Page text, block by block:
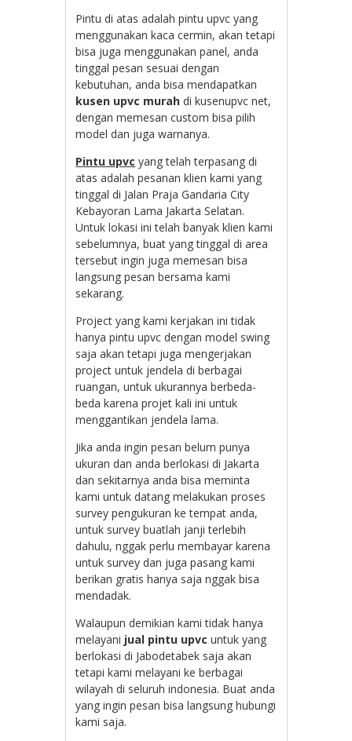
Pintu di atas adalah pintu upvc yang
menggunakan kaca cermin, akan tetapi
bisa juga menggunakan panel, anda
tinggal pesan sesuai dengan
kebutuhan, anda bisa mendapatkan
kusen upvc murah di kusenupvc net,
dengan memesan custom bisa pilih
model dan juga warnanya.
Pintu upvc yang telah terpasang di
atas adalah pesanan klien kami yang
tinggal di Jalan Praja Gandaria City
Kebayoran Lama Jakarta Selatan.
Untuk lokasi ini telah banyak klien kami
sebelumnya, buat yang tinggal di area
tersebut ingin juga memesan bisa
langsung pesan bersama kami
sekarang.
Project yang kami kerjakan ini tidak
hanya pintu upvc dengan model swing
saja akan tetapi juga mengerjakan
project untuk jendela di berbagai
ruangan, untuk ukurannya berbeda-
beda karena projet kali ini untuk
menggantikan jendela lama.
Jika anda ingin pesan belum punya
ukuran dan anda berlokasi di Jakarta
dan sekitarnya anda bisa meminta
kami untuk datang melakukan proses
survey pengukuran ke tempat anda,
untuk survey buatlah janji terlebih
dahulu, nggak perlu membayar karena
untuk survey dan juga pasang kami
berikan gratis hanya saja nggak bisa
mendadak.
Walaupun demikian kami tidak hanya
melayani jual pintu upvc untuk yang
berlokasi di Jabodetabek saja akan
tetapi kami melayani ke berbagai
wilayah di seluruh indonesia. Buat anda
yang ingin pesan bisa langsung hubungi
kami saja.